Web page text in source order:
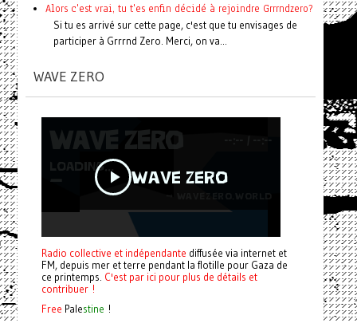
Alors c'est vrai, tu t'es enfin décidé à rejoindre Grrrndzero?
Si tu es arrivé sur cette page, c'est que tu envisages de
participer à Grrrnd Zero. Merci, on va...
WAVE ZERO
Radio collective et indépendante diffusée via internet et
FM, depuis mer et terre pendant la flotille pour Gaza de
ce printemps. C'est par ici pour plus de détails et
contribuer !
Free Palestine !